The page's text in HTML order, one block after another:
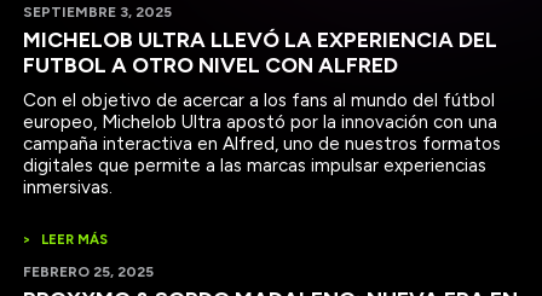
SEPTIEMBRE 3, 2025
MICHELOB ULTRA LLEVÓ LA EXPERIENCIA DEL
FUTBOL A OTRO NIVEL CON ALFRED
Con el objetivo de acercar a los fans al mundo del fútbol
europeo, Michelob Ultra apostó por la innovación con una
campaña interactiva en Alfred, uno de nuestros formatos
digitales que permite a las marcas impulsar experiencias
inmersivas.
>
LEER MÁS
FEBRERO 25, 2025